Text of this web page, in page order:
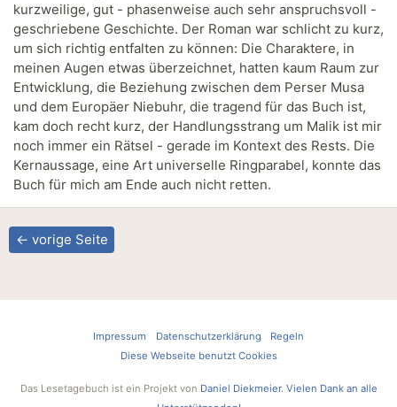
kurzweilige, gut - phasenweise auch sehr anspruchsvoll -
geschriebene Geschichte. Der Roman war schlicht zu kurz,
um sich richtig entfalten zu können: Die Charaktere, in
meinen Augen etwas überzeichnet, hatten kaum Raum zur
Entwicklung, die Beziehung zwischen dem Perser Musa
und dem Europäer Niebuhr, die tragend für das Buch ist,
kam doch recht kurz, der Handlungsstrang um Malik ist mir
noch immer ein Rätsel - gerade im Kontext des Rests. Die
Kernaussage, eine Art universelle Ringparabel, konnte das
Buch für mich am Ende auch nicht retten.
← vorige Seite
Impressum Datenschutzerklärung
Regeln
Diese Webseite benutzt Cookies
Das Lesetagebuch ist ein Projekt von Daniel Diekmeier. Vielen Dank an alle